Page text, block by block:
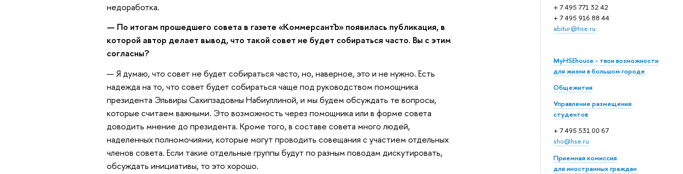
+ 7 495 771 32 42
+ 7 495 916 88 44
abitur@hse.ru
MyHSEhouse - твои возможности
для жизни в большом городе
Общежития
Управление размещения
студентов
+ 7 495 531 00 67
sho@hse.ru
Приемная комиссия
для иностранных граждан
недоработка.
— По итогам прошедшего совета в газете «КоммерсантЪ» появилась публикация, в
которой автор делает вывод, что такой совет не будет собираться часто. Вы с этим
согласны?
— Я думаю, что совет не будет собираться часто, но, наверное, это и не нужно. Есть
надежда на то, что совет будет собираться чаще под руководством помощника
президента Эльвиры Сахипзадовны Набиуллиной, и мы будем обсуждать те вопросы,
которые считаем важными. Это возможность через помощника или в форме совета
доводить мнение до президента. Кроме того, в составе совета много людей,
наделенных полномочиями, которые могут проводить совещания с участием отдельных
членов совета. Если такие отдельные группы будут по разным поводам дискутировать,
обсуждать инициативы, то это хорошо.